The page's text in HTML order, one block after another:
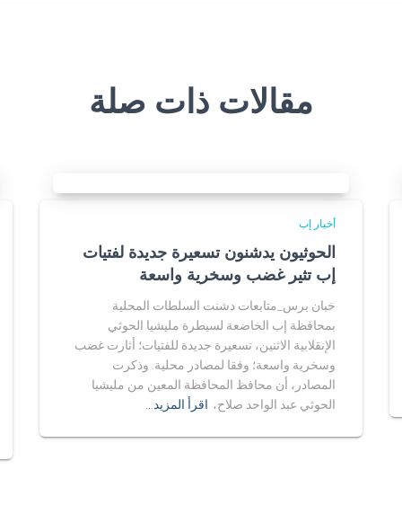
مقالات ذات صلة
أخبار إب
الحوثيون يدشنون تسعيرة جديدة لفتيات
إب تثير غضب وسخرية واسعة
خبان برس_متابعات دشنت السلطات المحلية
بمحافظة إب الخاضعة لسيطرة مليشيا الحوثي
الإنقلابية الاثنين، تسعيرة جديدة للفتيات؛ أثارت غضب
وسخرية واسعة؛ وفقا لمصادر محلية. وذكرت
المصادر، أن محافظ المحافظة المعين من مليشيا
الحوثي عبد الواحد صلاح، اقرأ المزيد…